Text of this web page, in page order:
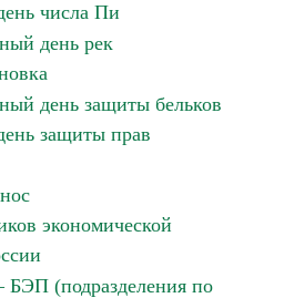
числа Пи
день рек
день защиты бельков
защиты прав
экономической
(подразделения по